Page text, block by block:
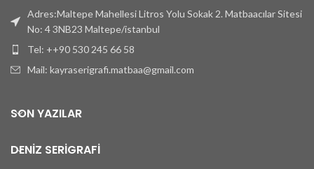
Adres:Maltepe Mahellesi Litros Yolu Sokak 2. Matbaacılar Sitesi
No: 4 3NB23 Maltepe/istanbul
Tel: ++90 530 245 66 58
Mail: kayraserigrafi.matbaa@gmail.com
SON YAZILAR
DENİZ SERİGRAFİ